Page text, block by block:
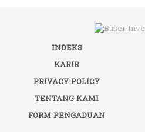
INDEKS
KARIR
PRIVACY POLICY
TENTANG KAMI
FORM PENGADUAN